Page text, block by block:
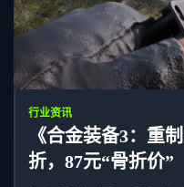
行业资讯
《合金装备3：重
折，87元“骨折价”